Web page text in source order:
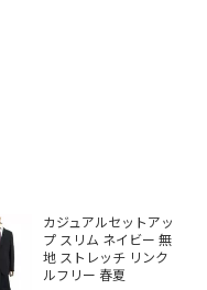
カジュアルセットアッ
プ スリム ネイビー 無
地 ストレッチ リンク
ルフリー 春夏